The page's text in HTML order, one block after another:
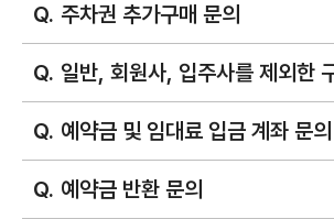
주차권 추가구매 문의
일반, 회원사, 입주사를 제외한
예약금 및 임대료 입금 계좌 문의
예약금 반환 문의